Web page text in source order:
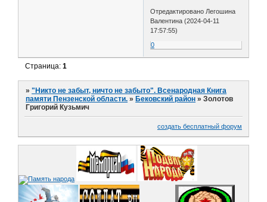
Отредактировано Легошина
Валентина (2024-04-11
17:57:55)
0
Страница:1
»"Никто не забыт, ничто не забыто". Всенародная Книга
памяти Пензенской области. » Бековский район »Золотов
Григорий Кузьмич
создать бесплатный форум